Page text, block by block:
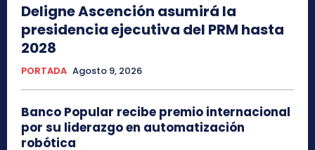
Deligne Ascención asumirá la
presidencia ejecutiva del PRM hasta
2028
PORTADA Agosto 9, 2026
Banco Popular recibe premio internacional
por su liderazgo en automatización
robótica